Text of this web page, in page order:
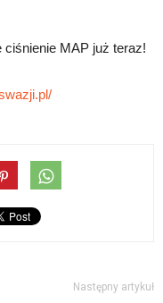
ciśnienie MAP już teraz!
Następny artykuł